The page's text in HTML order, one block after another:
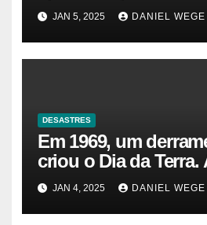
JAN 5, 2025 DANIEL WEGE
DESASTRES
Em 1969, um
criou o Dia da Terra.
gasoduto pode
JAN 4, 2025 DANIEL WEGE